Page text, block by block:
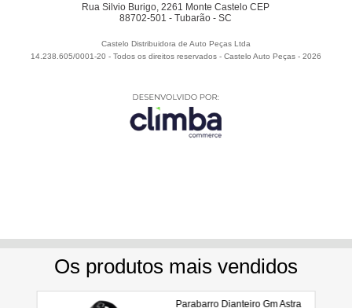
Utilizamos seus dados para analisar e personalizar nossa
loja virtual durante a sua navegação e em serviços de
terceiros parceiros. Ao navegar pela loja virtual, você nos
Rua Silvio Burigo, 2261 Monte Castelo CEP
88702-501 - Tubarão - SC
Castelo Distribuidora de Auto Peças Ltda
14.238.605/0001-20 - Todos os direitos reservados -Castelo Auto Peças -2026